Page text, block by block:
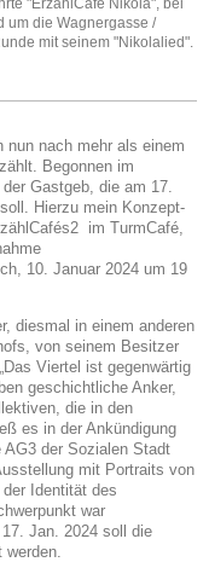
"ErzählCafé Nikola", bei
um die Wagnergasse /
mit seinem "Nikolalied".
nun nach mehr als einem
Begonnen im
Gastgeb, die am 17.
Hierzu mein Konzept-
im TurmCafé,
10. Januar 2024 um 19
diesmal in einem anderen
von seinem Besitzer
Viertel ist gegenwärtig
geschichtliche Anker,
die in den
es in der Ankündigung
AG3 der Sozialen Stadt
mit Portraits von
der Identität des
war
Jan. 2024 soll die